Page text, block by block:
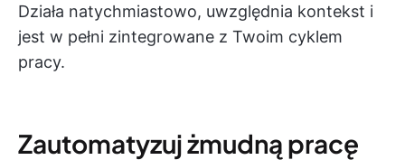
Działa natychmiastowo, uwzględnia kontekst i
jest w pełni zintegrowane z Twoim cyklem
pracy.
Zautomatyzuj żmudną pracę